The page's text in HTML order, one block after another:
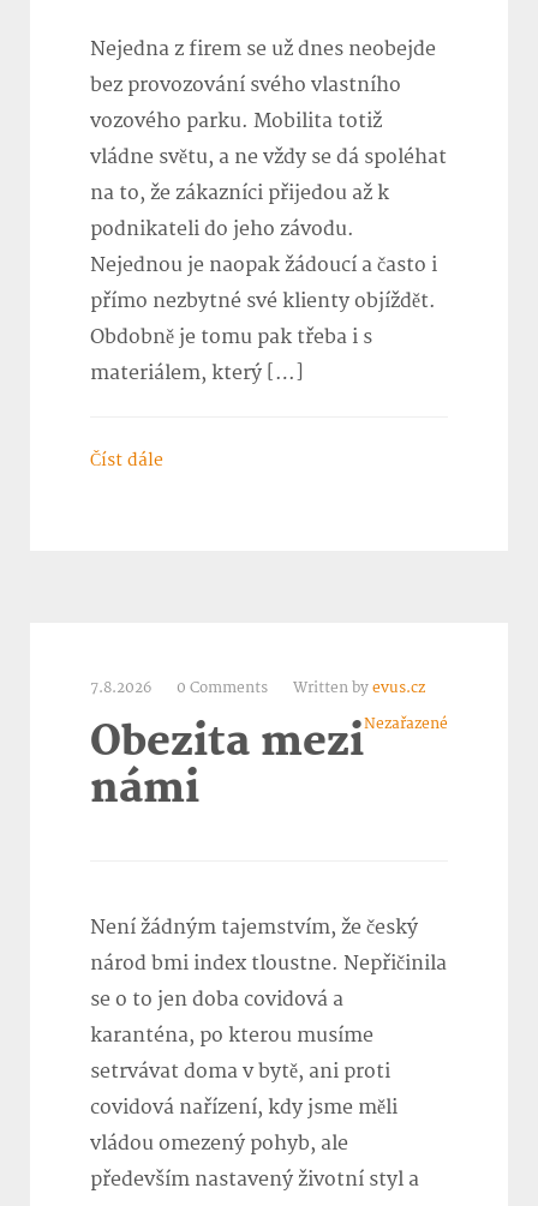
Nejedna z firem se už dnes neobejde
bez provozování svého vlastního
vozového parku. Mobilita totiž
vládne světu, a ne vždy se dá spoléhat
na to, že zákazníci přijedou až k
podnikateli do jeho závodu.
Nejednou je naopak žádoucí a často i
přímo nezbytné své klienty objíždět.
Obdobně je tomu pak třeba i s
materiálem, který […]
Číst dále
7.8.2026 0 Comments Written by evus.cz
Nezařazené
Obezita mezi
námi
Není žádným tajemstvím, že český
národ bmi index tloustne. Nepřičinila
se o to jen doba covidová a
karanténa, po kterou musíme
setrvávat doma v bytě, ani proti
covidová nařízení, kdy jsme měli
vládou omezený pohyb, ale
především nastavený životní styl a